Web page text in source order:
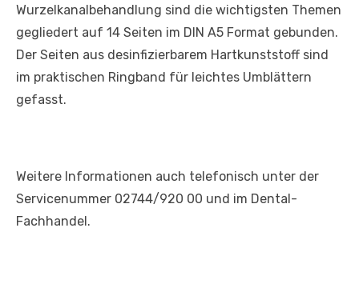
Wurzelkanalbehandlung sind die wichtigsten Themen
gegliedert auf 14 Seiten im DIN A5 Format gebunden.
Der Seiten aus desinfizierbarem Hartkunststoff sind
im praktischen Ringband für leichtes Umblättern
gefasst.
Weitere Informationen auch telefonisch unter der
Servicenummer 02744/920 00 und im Dental-
Fachhandel.